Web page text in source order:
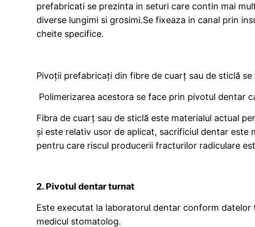
prefabricati se prezinta in seturi care contin mai
diverse lungimi si grosimi.Se fixeaza in canal prin
cheite specifice.
Pivoții prefabricați din fibre de cuarț sau de sticlă
Polimerizarea acestora se face prin pivotul dentar
Fibra de cuarț sau de sticlă este materialul actual
și este relativ usor de aplicat, sacrificiul dentar
pentru care riscul producerii fracturilor radiculare
2. Pivotul dentar turnat
Este executat la laboratorul dentar conform datelor
medicul stomatolog.